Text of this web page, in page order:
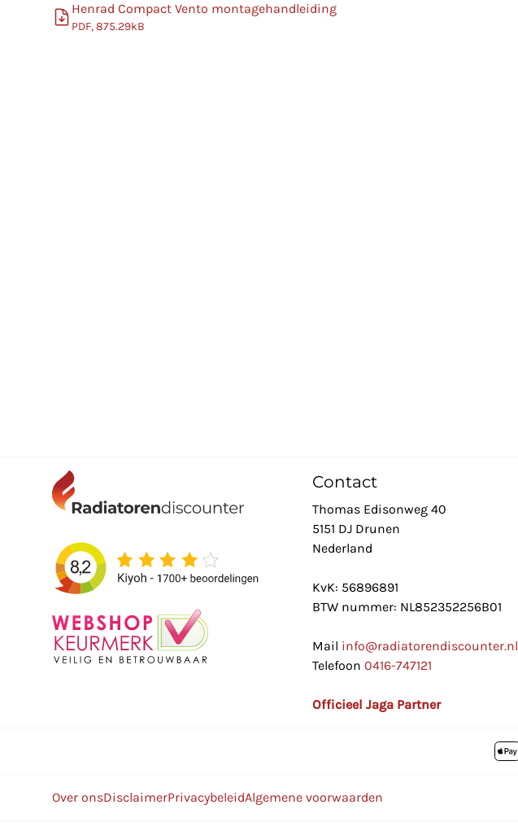
Henrad Compact Vento montagehandleiding
PDF, 875.29kB
Contact
Thomas Edisonweg 40
5151 DJ Drunen
Nederland
KvK: 56896891
BTW nummer: NL852352256B01
Mail info@radiatorendiscounter.nl
Telefoon 0416-747121
Officieel Jaga Partner
Over onsDisclaimerPrivacybeleidAlgemene voorwaarden